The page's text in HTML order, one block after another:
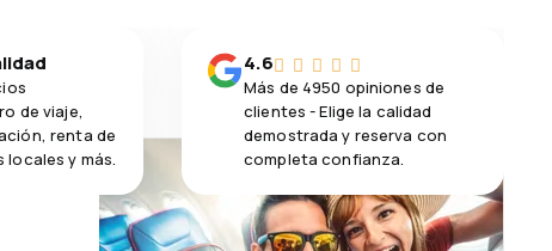
de viaje,
renta de
y más.
4.6
Más de 4950 opiniones de
clientes - Elige la calidad
demostrada y reserva con
completa confianza.